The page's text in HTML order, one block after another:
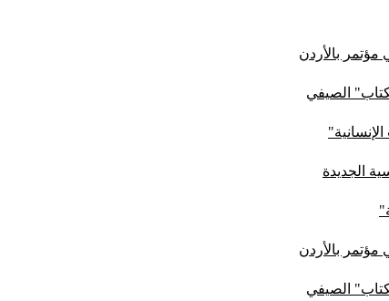
بالأردن
الصيفي
الجديدة
بالأردن
الصيفي